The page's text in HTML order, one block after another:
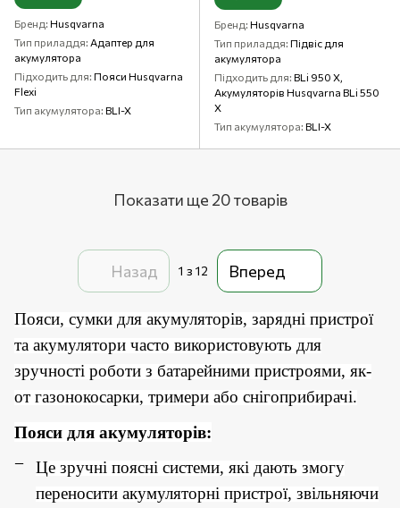
Бренд Husqvarna
Тип приладдя Адаптер для
акумулятора
Підходить для Пояси Husqvarna
Flexi
Тип акумулятора BLI-X
Бренд Husqvarna
Тип приладдя Підвіс для
акумулятора
Підходить для BLi 950 X,
Акумуляторів Husqvarna BLi 550
X
Тип акумулятора BLI-X
Показати ще 20 товарів
Назад 1 з 12 Вперед
Пояси, сумки для акумуляторів, зарядні пристрої
та акумулятори часто використовують для
зручності роботи з батарейними пристроями, як-
от газонокосарки, тримери або снігоприбирачі.
Пояси для акумуляторів:
Це зручні поясні системи, які дають змогу
переносити акумуляторні пристрої, звільняючи